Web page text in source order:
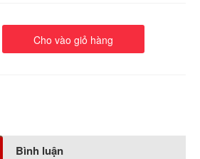
Cho vào giỏ hàng
Bình luận